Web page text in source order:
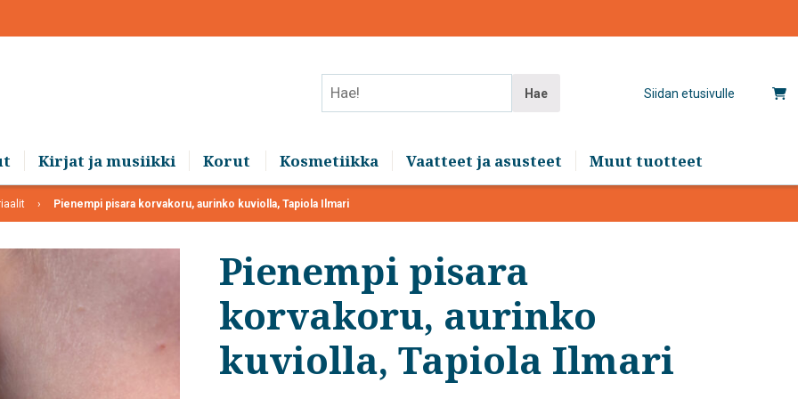
Siidan etusivulle
Hae
Kirjat ja musiikki Korut Kosmetiikka Vaatteet ja asusteet Muut tuotteet
Pienempi pisara korvakoru, aurinko kuviolla, Tapiola Ilmari
Pienempi pisara
korvakoru, aurinko
kuviolla, Tapiola Ilmari